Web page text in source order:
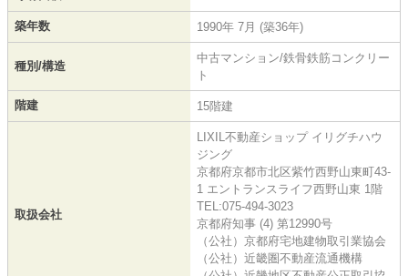
築年数 1990年 7月 (築36年)
種別/構造
中古マンション/鉄骨鉄筋コンクリー
ト
階建 15階建
取扱会社
LIXIL不動産ショップ イリグチハウ
ジング
京都府京都市北区紫竹西野山東町43-
1 エントランスライフ西野山東 1階
TEL:075-494-3023
京都府知事 (4) 第12990号
（公社）京都府宅地建物取引業協会
（公社）近畿圏不動産流通機構